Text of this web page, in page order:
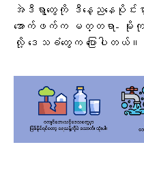
အဲဒီရွာတွေကို ဒီနေ့ညနေပိုင်
အောက်ဖက်က မတ္တရာ- မိုးကု
လို့ ဒေသခံတွေက ပြောပါတယ်။